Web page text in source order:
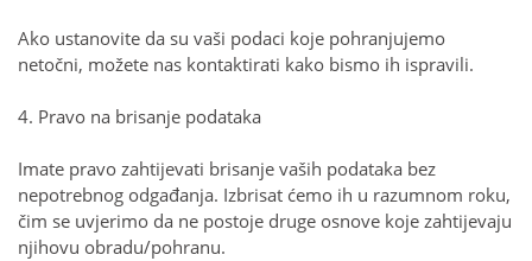
Ako ustanovite da su vaši podaci koje pohranjujemo
netočni, možete nas kontaktirati kako bismo ih ispravili.
4. Pravo na brisanje podataka
Imate pravo zahtijevati brisanje vaših podataka bez
nepotrebnog odgađanja. Izbrisat ćemo ih u razumnom roku,
čim se uvjerimo da ne postoje druge osnove koje zahtijevaju
njihovu obradu/pohranu.